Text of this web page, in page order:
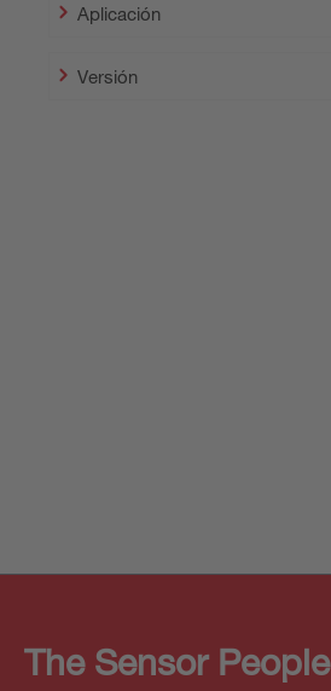
Aplicación
Versión
The Sensor People